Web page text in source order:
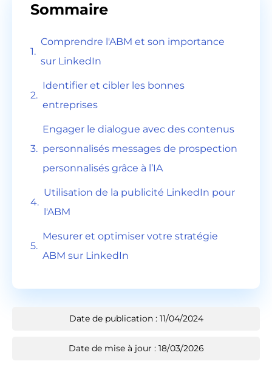
Sommaire
Comprendre l'ABM et son importance
sur LinkedIn
Identifier et cibler les bonnes
entreprises
Engager le dialogue avec des contenus
personnalisés messages de prospection
personnalisés grâce à l’IA
Utilisation de la publicité LinkedIn pour
l'ABM
Mesurer et optimiser votre stratégie
ABM sur LinkedIn
Date de publication : 11/04/2024
Date de mise à jour : 18/03/2026